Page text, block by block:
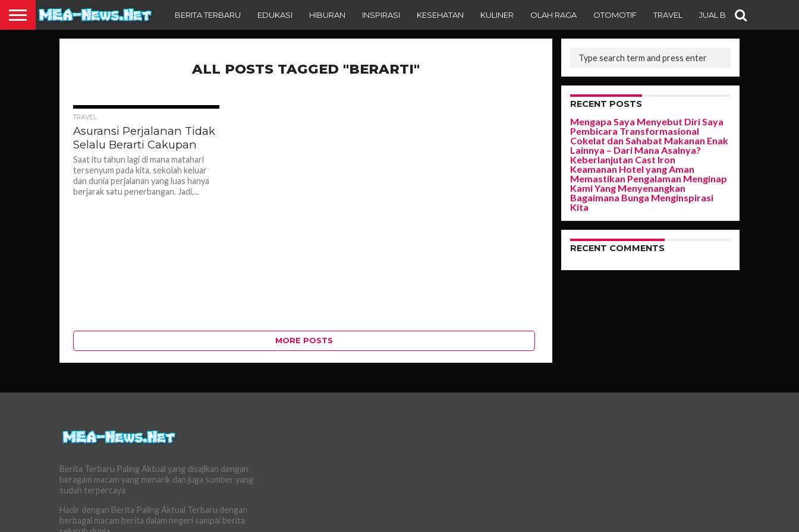
BERITA TERBARU EDUKASI HIBURAN INSPIRASI KESEHATAN KULINER OLAH RAGA OTOMOTIF TRAVEL JUAL BELI
ALL POSTS TAGGED "BERARTI"
TRAVEL
Asuransi Perjalanan Tidak
Selalu Berarti Cakupan
Saat itu tahun lagi di mana matahari
tersenyum pada kita, sekolah keluar
dan dunia perjalanan yang luas hanya
berjarak satu penerbangan. Jadi,...
MORE POSTS
RECENT POSTS
Mengapa Saya Menyebut Diri Saya
Pembicara Transformasional
Cokelat dan Sahabat Makanan Enak
Lainnya – Dari Mana Asalnya?
Keberlanjutan Cast Iron
Keamanan Hotel yang Aman
Memastikan Pengalaman Menginap
Kami Yang Menyenangkan
Bagaimana Bunga Menginspirasi
Kita
RECENT COMMENTS
Berita Terbaru Paling Aktual yang disajikan dengan
beragam macam yang menarik dan juga sumber yang
sudah terpercaya
Hadir dengan Berita Paling Aktual Terbaru dengan
berbagai macam berita dalam negeri sampai berita